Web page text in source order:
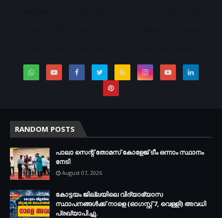
RANDOM POSTS
പാലാ സെന്റ് തോമസ് കോളേജ് ടീം ഒന്നാം സ്ഥാനം
നേടി
August 07, 2026
കോട്ടയം ജില്ലയിലെ വിദ്യാഭ്യാസ
സ്ഥാപനങ്ങള്‍ക്ക് നാളെ (ഓഗസ്റ്റ് 7, വെള്ളി) അവധി
പ്രഖ്യാപിച്ചു.